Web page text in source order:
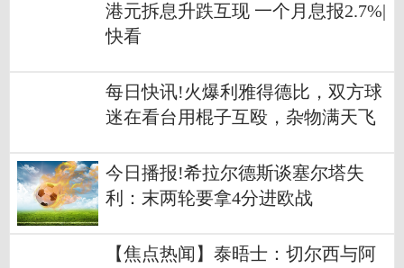
港元拆息升跌互现 一个月息报2.7%|
快看
每日快讯!火爆利雅得德比，双方球
迷在看台用棍子互殴，杂物满天飞
今日播报!希拉尔德斯谈塞尔塔失
利：末两轮要拿4分进欧战
【焦点热闻】泰晤士：切尔西与阿